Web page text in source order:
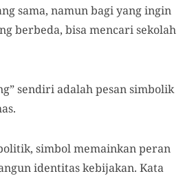
sama, namun bagi yang ingin
berbeda, bisa mencari sekolah
sendiri adalah pesan simbolik
simbol memainkan peran
identitas kebijakan. Kata